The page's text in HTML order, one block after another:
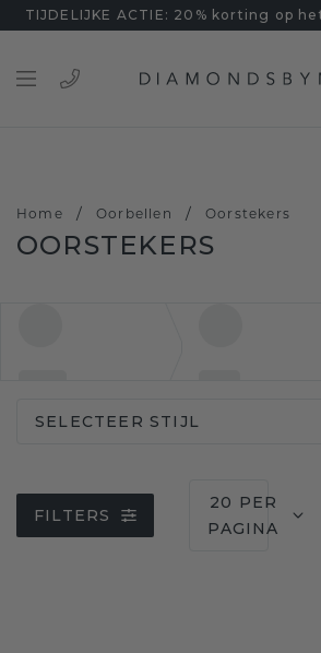
TIJDELIJKE ACTIE: 20% korting op
Home / Oorbellen / Oorstekers
OORSTEKERS
SELECTEER STIJL
FILTERS
20 PER
PAGINA